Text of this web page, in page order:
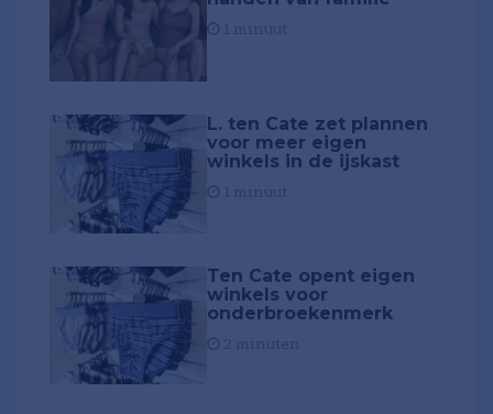
L. ten Cate zet plannen
voor meer eigen
winkels in de ijskast
Ten Cate opent eigen
winkels voor
onderbroekenmerk